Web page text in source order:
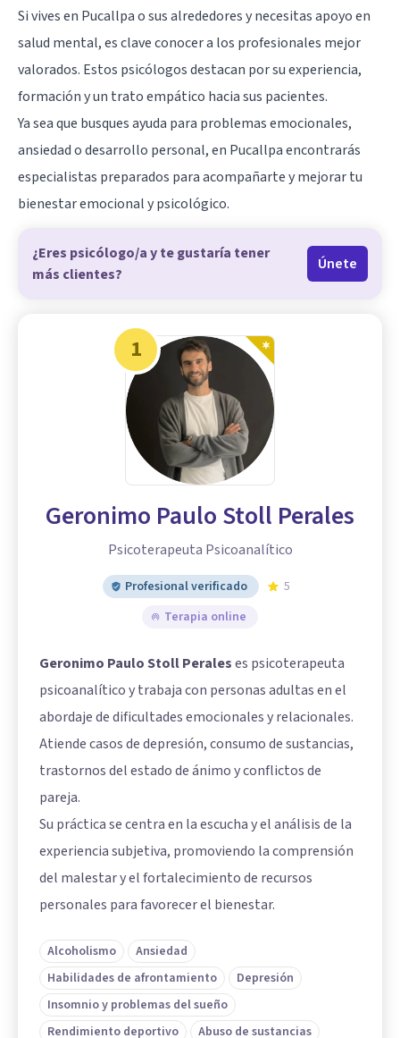
Si vives en Pucallpa o sus alrededores y necesitas apoyo en
salud mental, es clave conocer a los profesionales mejor
valorados. Estos psicólogos destacan por su experiencia,
formación y un trato empático hacia sus pacientes.
Ya sea que busques ayuda para problemas emocionales,
ansiedad o desarrollo personal, en Pucallpa encontrarás
especialistas preparados para acompañarte y mejorar tu
bienestar emocional y psicológico.
¿Eres psicólogo/a y te gustaría tener
más clientes?
Únete
1
Geronimo Paulo Stoll Perales
Psicoterapeuta Psicoanalítico
Profesional verificado
5
Terapia online
Geronimo Paulo Stoll Peraleses psicoterapeuta
psicoanalítico y trabaja con personas adultas en el
abordaje de dificultades emocionales y relacionales.
Atiende casos de depresión, consumo de sustancias,
trastornos del estado de ánimo y conflictos de
pareja.
Su práctica se centra en la escucha y el análisis de la
experiencia subjetiva, promoviendo la comprensión
del malestar y el fortalecimiento de recursos
personales para favorecer el bienestar.
Alcoholismo
Ansiedad
Habilidades de afrontamiento
Depresión
Insomnio y problemas del sueño
Rendimiento deportivo
Abuso de sustancias